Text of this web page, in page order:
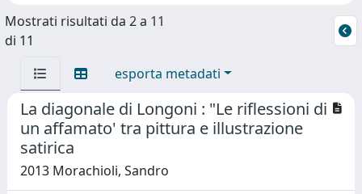
Mostrati risultati da 2 a 11
di 11
esporta metadati
La diagonale di Longoni : "Le riflessioni di
un affamato' tra pittura e illustrazione
satirica
2013 Morachioli, Sandro